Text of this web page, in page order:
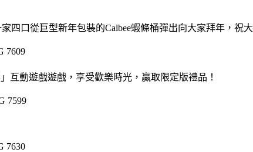
口從巨型新年包裝的Calbee蝦條桶彈出向大家拜年，祝
互動遊戲遊戲，享受歡樂時光，贏取限定版禮品！